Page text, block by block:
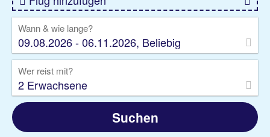
Wann & wie lange?
09.08.2026 - 06.11.2026, Beliebig
Wer reist mit?
2 Erwachsene
Suchen